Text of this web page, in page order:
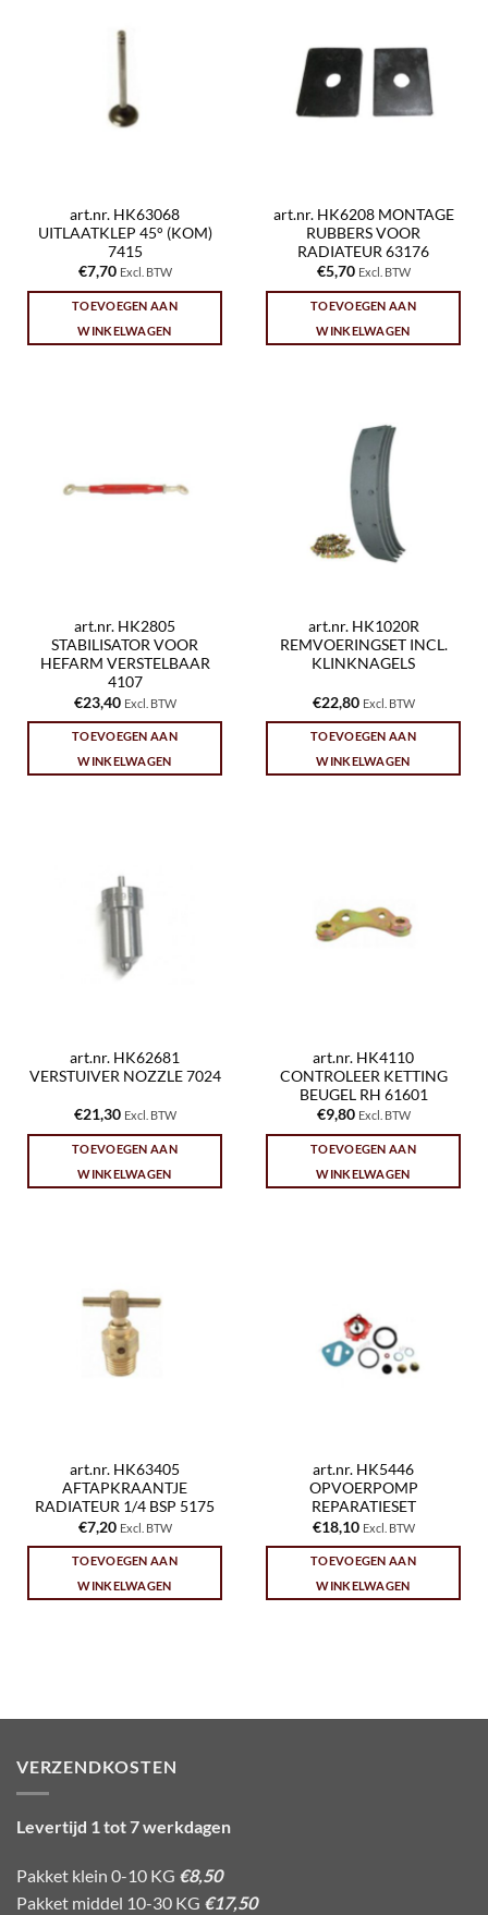
art.nr. HK63068
UITLAATKLEP 45° (KOM)
7415
€7,70 Excl. BTW
TOEVOEGEN AAN
WINKELWAGEN
art.nr. HK6208 MONTAGE
RUBBERS VOOR
RADIATEUR 63176
€5,70 Excl. BTW
TOEVOEGEN AAN
WINKELWAGEN
art.nr. HK2805
STABILISATOR VOOR
HEFARM VERSTELBAAR
4107
€23,40 Excl. BTW
TOEVOEGEN AAN
WINKELWAGEN
art.nr. HK1020R
REMVOERINGSET INCL.
KLINKNAGELS
€22,80 Excl. BTW
TOEVOEGEN AAN
WINKELWAGEN
art.nr. HK62681
VERSTUIVER NOZZLE 7024
€21,30 Excl. BTW
TOEVOEGEN AAN
WINKELWAGEN
art.nr. HK4110
CONTROLEER KETTING
BEUGEL RH 61601
€9,80 Excl. BTW
TOEVOEGEN AAN
WINKELWAGEN
art.nr. HK63405
AFTAPKRAANTJE
RADIATEUR 1/4 BSP 5175
€7,20 Excl. BTW
TOEVOEGEN AAN
WINKELWAGEN
art.nr. HK5446
OPVOERPOMP
REPARATIESET
€18,10 Excl. BTW
TOEVOEGEN AAN
WINKELWAGEN
VERZENDKOSTEN
Levertijd 1 tot 7 werkdagen
Pakket klein 0-10 KG €8,50
Pakket middel 10-30 KG €17,50